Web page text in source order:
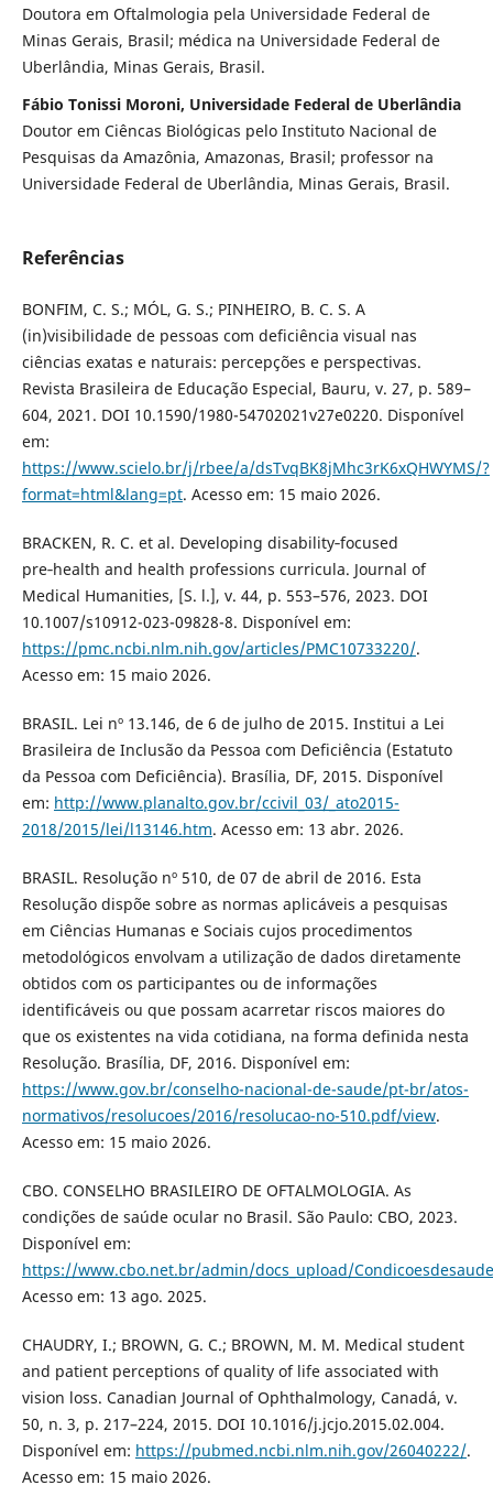
Doutora em Oftalmologia pela Universidade Federal de
Minas Gerais, Brasil; médica na Universidade Federal de
Uberlândia, Minas Gerais, Brasil.
Fábio Tonissi Moroni, Universidade Federal de Uberlândia
Doutor em Ciêncas Biológicas pelo Instituto Nacional de
Pesquisas da Amazônia, Amazonas, Brasil; professor na
Universidade Federal de Uberlândia, Minas Gerais, Brasil.
Referências
BONFIM, C. S.; MÓL, G. S.; PINHEIRO, B. C. S. A
(in)visibilidade de pessoas com deficiência visual nas
ciências exatas e naturais: percepções e perspectivas.
Revista Brasileira de Educação Especial, Bauru, v. 27, p. 589–
604, 2021. DOI 10.1590/1980-54702021v27e0220. Disponível
em:
https://www.scielo.br/j/rbee/a/dsTvqBK8jMhc3rK6xQHWYMS/?
format=html&lang=pt. Acesso em: 15 maio 2026.
BRACKEN, R. C. et al. Developing disability‑focused
pre‑health and health professions curricula. Journal of
Medical Humanities, [S. l.], v. 44, p. 553–576, 2023. DOI
10.1007/s10912-023-09828-8. Disponível em:
https://pmc.ncbi.nlm.nih.gov/articles/PMC10733220/.
Acesso em: 15 maio 2026.
BRASIL. Lei nº 13.146, de 6 de julho de 2015. Institui a Lei
Brasileira de Inclusão da Pessoa com Deficiência (Estatuto
da Pessoa com Deficiência). Brasília, DF, 2015. Disponível
em: http://www.planalto.gov.br/ccivil_03/_ato2015-
2018/2015/lei/l13146.htm. Acesso em: 13 abr. 2026.
BRASIL. Resolução nº 510, de 07 de abril de 2016. Esta
Resolução dispõe sobre as normas aplicáveis a pesquisas
em Ciências Humanas e Sociais cujos procedimentos
metodológicos envolvam a utilização de dados diretamente
obtidos com os participantes ou de informações
identificáveis ou que possam acarretar riscos maiores do
que os existentes na vida cotidiana, na forma definida nesta
Resolução. Brasília, DF, 2016. Disponível em:
https://www.gov.br/conselho-nacional-de-saude/pt-br/atos-
normativos/resolucoes/2016/resolucao-no-510.pdf/view.
Acesso em: 15 maio 2026.
CBO. CONSELHO BRASILEIRO DE OFTALMOLOGIA. As
condições de saúde ocular no Brasil. São Paulo: CBO, 2023.
Disponível em:
https://www.cbo.net.br/admin/docs_upload/
Acesso em: 13 ago. 2025.
CHAUDRY, I.; BROWN, G. C.; BROWN, M. M. Medical student
and patient perceptions of quality of life associated with
vision loss. Canadian Journal of Ophthalmology, Canadá, v.
50, n. 3, p. 217–224, 2015. DOI 10.1016/j.jcjo.2015.02.004.
Disponível em: https://pubmed.ncbi.nlm.nih.gov/26040222/.
Acesso em: 15 maio 2026.